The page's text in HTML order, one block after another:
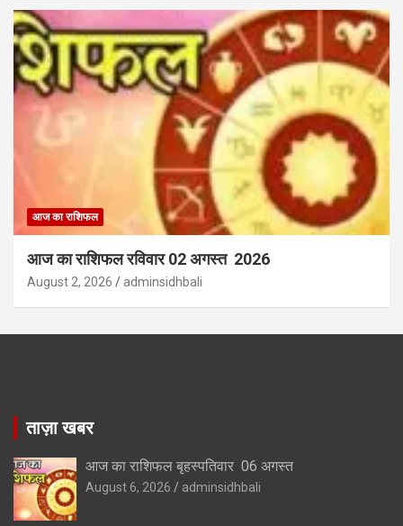
आज का राशिफल
आज का राशिफल रविवार 02 अगस्त 2026
August 2, 2026 adminsidhbali
ताज़ा खबर
आज का राशिफल बृहस्पतिवार 06 अगस्त
August 6, 2026 adminsidhbali